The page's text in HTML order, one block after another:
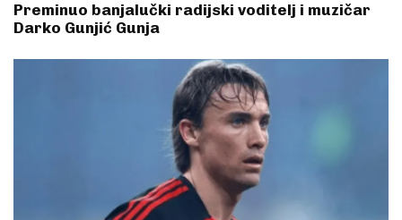
Preminuo banjalučki radijski voditelj i muzičar
Darko Gunjić Gunja